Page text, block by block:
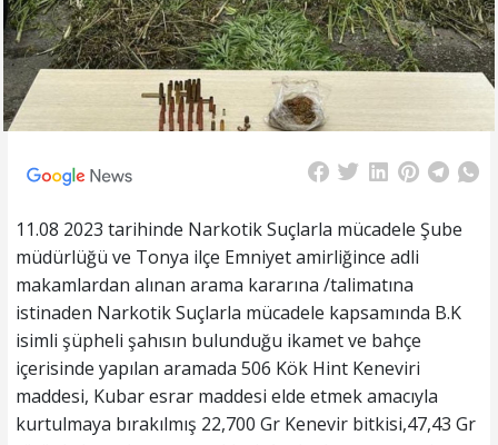
11.08 2023 tarihinde Narkotik Suçlarla mücadele Şube
müdürlüğü ve Tonya ilçe Emniyet amirliğince adli
makamlardan alınan arama kararına /talimatına
istinaden Narkotik Suçlarla mücadele kapsamında B.K
isimli şüpheli şahısın bulunduğu ikamet ve bahçe
içerisinde yapılan aramada 506 Kök Hint Keneviri
maddesi, Kubar esrar maddesi elde etmek amacıyla
kurtulmaya bırakılmış 22,700 Gr Kenevir bitkisi,47,43 Gr